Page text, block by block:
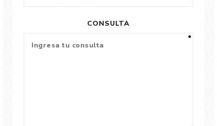
CONSULTA